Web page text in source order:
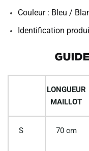
Couleur : Bleu /
Identification
LONGUEUR
MAILLOT
S 70 cm